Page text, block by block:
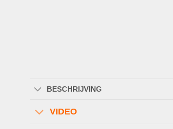
BESCHRIJVING
VIDEO